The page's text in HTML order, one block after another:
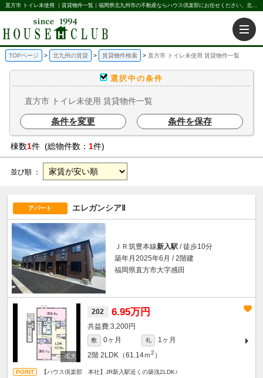
直方市 トイレ未使用 ｜賃貸物件一覧｜福岡県北九州市の不動産ならハウス倶楽部にお任せください。北九州の賃貸・売買・不動産買取などを不動産に関することならなんでもお任せ。
TOPページ 北九州の賃貸 賃貸物件検索 直方市 トイレ未使用 賃貸物件一覧
選択中の条件
直方市 トイレ未使用 賃貸物件一覧
条件を変更 条件を保存
棟数1件 (総物件数： 1件)
並び順 ：
アパート エレガンシアⅡ
ＪＲ筑豊本線新入駅 / 徒歩10分
築年月2025年6月 / 2階建
福岡県直方市大字感田
202 6.95万円
3,200円
敷 0ヶ月 礼
1ヶ月
2階 2LDK（61.14ｍ2 ）
【ハウス倶楽部 本社】JR新入駅近くの築浅2LDK♪